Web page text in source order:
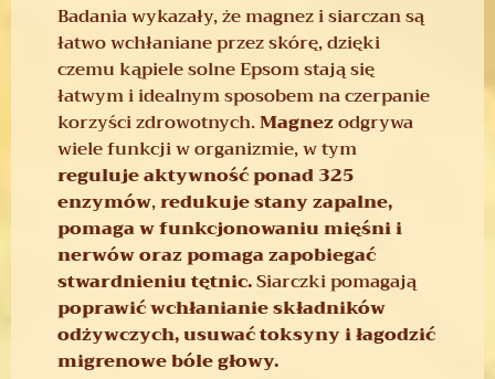
Badania wykazały, że magnez i siarczan są
łatwo wchłaniane przez skórę, dzięki
czemu kąpiele solne Epsom stają się
łatwym i idealnym sposobem na czerpanie
korzyści zdrowotnych.Magnezodgrywa
wiele funkcji w organizmie, w tym
reguluje aktywność ponad 325
enzymów,redukuje stany zapalne,
pomaga w funkcjonowaniu mięśni i
nerwów oraz pomaga zapobiegać
stwardnieniu tętnic.Siarczki pomagają
poprawić wchłanianie składników
odżywczych, usuwać toksyny i łagodzić
migrenowe bóle głowy.